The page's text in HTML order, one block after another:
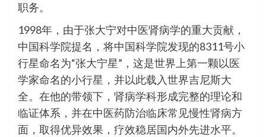
职务。
1998年，由于张大宁对中医肾病学的重大贡献，
中国科学院提名，将中国科学院发现的8311号小
行星命名为“张大宁星”，这是世界上第一颗以医
学家命名的小行星，并以此载入世界吉尼斯大
全。在他的带领下，肾病学科形成完整的理论和
临证体系，并在中医药防治临床常见慢性肾病方
面，取得优异效果，疗效稳居国内外先进水平。